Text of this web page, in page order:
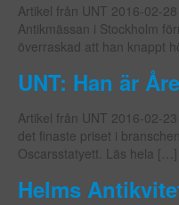
Artikel från UNT 2016-02-
Antikmässan i Stockholm
överraskad att han knappt
UNT: Han är
Artikel från UNT 2016-02-
det finaste priset i
Oscarsstatyett. Läs hela […]
Helms